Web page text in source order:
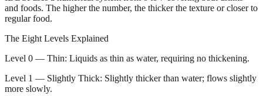
and foods. The higher the number, the thicker the texture or closer to
regular food.
The Eight Levels Explained
Level 0 — Thin: Liquids as thin as water, requiring no thickening.
Level 1 — Slightly Thick: Slightly thicker than water; flows slightly
more slowly.